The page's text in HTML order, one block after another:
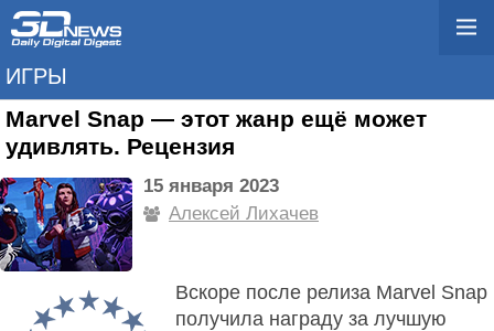
ИГРЫ
Marvel Snap — этот жанр ещё может
удивлять. Рецензия
15 января 2023
Алексей Лихачев
Вскоре после релиза Marvel Snap
получила награду за лучшую